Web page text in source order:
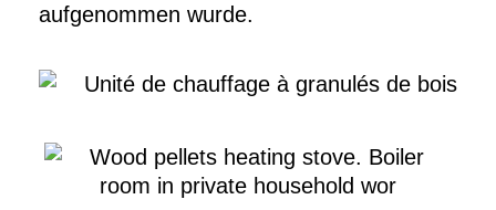
aufgenommen wurde.